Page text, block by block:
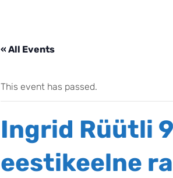
« All Events
This event has passed.
Ingrid Rüütli
eestikeelne